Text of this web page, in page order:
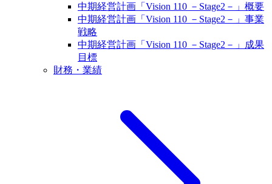
中期経営計画「Vision 110 －Stage2－」概要
中期経営計画「Vision 110 －Stage2－」事業
戦略
中期経営計画「Vision 110 －Stage2－」成果
目標
財務・業績